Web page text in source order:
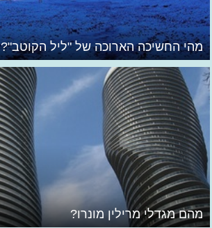
מהי החשיכה הארוכה של "ליל הקוטב"?
מהם מגדלי מרילין מונרו?